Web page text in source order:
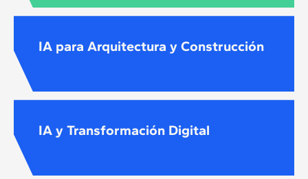
IA para Arquitectura y Construcción
IA y Transformación Digital